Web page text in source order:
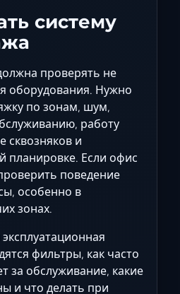
систему
проверять не
оборудования. Нужно
по зонам, шум,
работу
сквозняков и
планировке. Если офис
поведение
особенно в
зонах.
фильтры, как часто
за обслуживание, какие
и что делать при